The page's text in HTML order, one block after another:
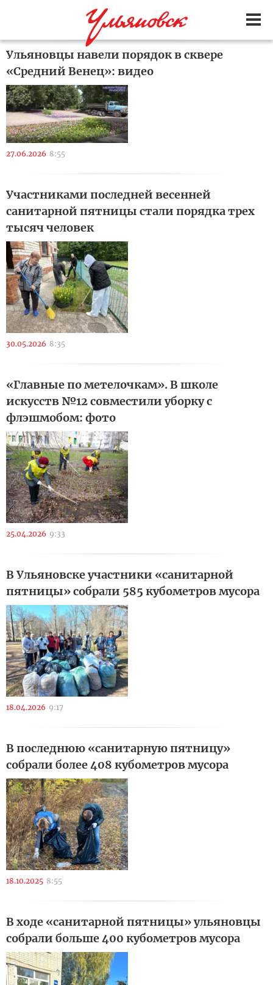
Ульяновцы навели порядок в сквере
«Средний Венец»: видео
27.06.2026 8:55
Участниками последней весенней
санитарной пятницы стали порядка трех
тысяч человек
30.05.2026 8:35
«Главные по метелочкам». В школе
искусств №12 совместили уборку с
флэшмобом: фото
25.04.2026 9:33
В Ульяновске участники «санитарной
пятницы» собрали 585 кубометров мусора
18.04.2026 9:17
В последнюю «санитарную пятницу»
собрали более 408 кубометров мусора
18.10.2025 8:55
В ходе «санитарной пятницы» ульяновцы
собрали больше 400 кубометров мусора